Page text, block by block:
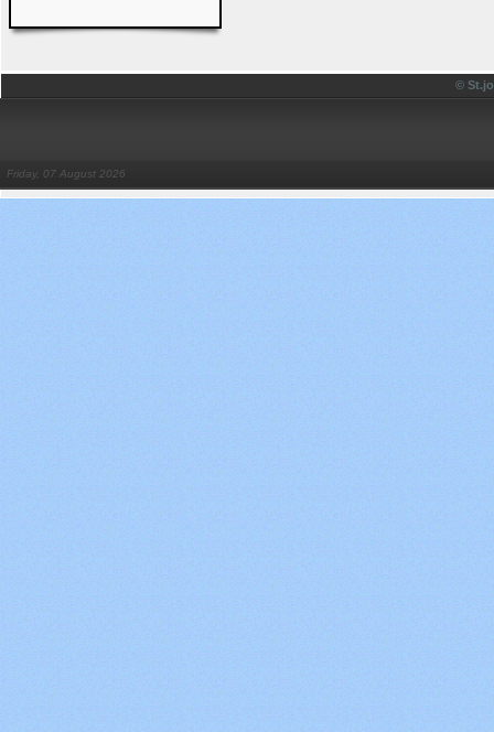
©
Friday, 07 August 2026